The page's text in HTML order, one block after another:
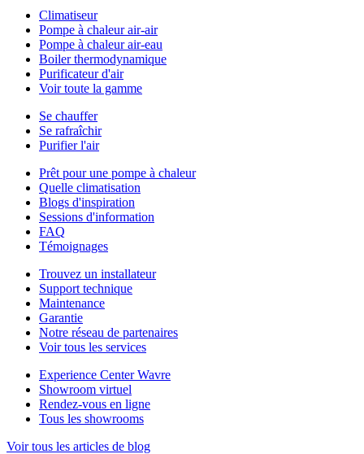
Climatiseur
Pompe à chaleur air-air
Pompe à chaleur air-eau
Boiler thermodynamique
Purificateur d'air
Voir toute la gamme
Se chauffer
Se rafraîchir
Purifier l'air
Prêt pour une pompe à chaleur
Quelle climatisation
Blogs d'inspiration
Sessions d'information
FAQ
Témoignages
Trouvez un installateur
Support technique
Maintenance
Garantie
Notre réseau de partenaires
Voir tous les services
Experience Center Wavre
Showroom virtuel
Rendez-vous en ligne
Tous les showrooms
Voir tous les articles de blog